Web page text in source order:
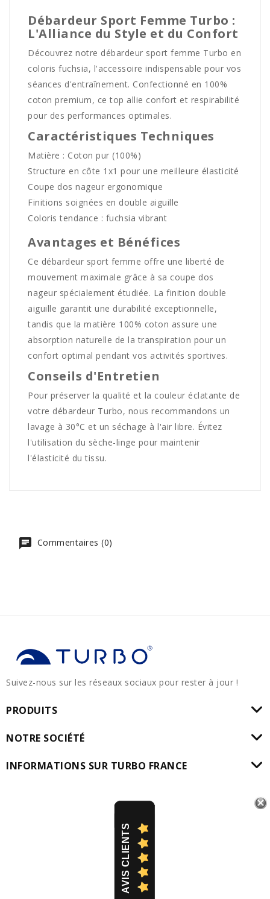
Débardeur Sport Femme Turbo :
L'Alliance du Style et du Confort
Découvrez notre débardeur sport femme Turbo en
coloris fuchsia, l'accessoire indispensable pour vos
séances d'entraînement. Confectionné en 100%
coton premium, ce top allie confort et respirabilité
pour des performances optimales.
Caractéristiques Techniques
Matière : Coton pur (100%)
Structure en côte 1x1 pour une meilleure élasticité
Coupe dos nageur ergonomique
Finitions soignées en double aiguille
Coloris tendance : fuchsia vibrant
Avantages et Bénéfices
Ce débardeur sport femme offre une liberté de
mouvement maximale grâce à sa coupe dos
nageur spécialement étudiée. La finition double
aiguille garantit une durabilité exceptionnelle,
tandis que la matière 100% coton assure une
absorption naturelle de la transpiration pour un
confort optimal pendant vos activités sportives.
Conseils d'Entretien
Pour préserver la qualité et la couleur éclatante de
votre débardeur Turbo, nous recommandons un
lavage à 30°C et un séchage à l'air libre. Évitez
l'utilisation du sèche-linge pour maintenir
l'élasticité du tissu.
Commentaires (0)
Suivez-nous sur les réseaux sociaux pour rester à jour !
PRODUITS
NOTRE SOCIÉTÉ
INFORMATIONS SUR TURBO FRANCE
AVIS CLIENTS